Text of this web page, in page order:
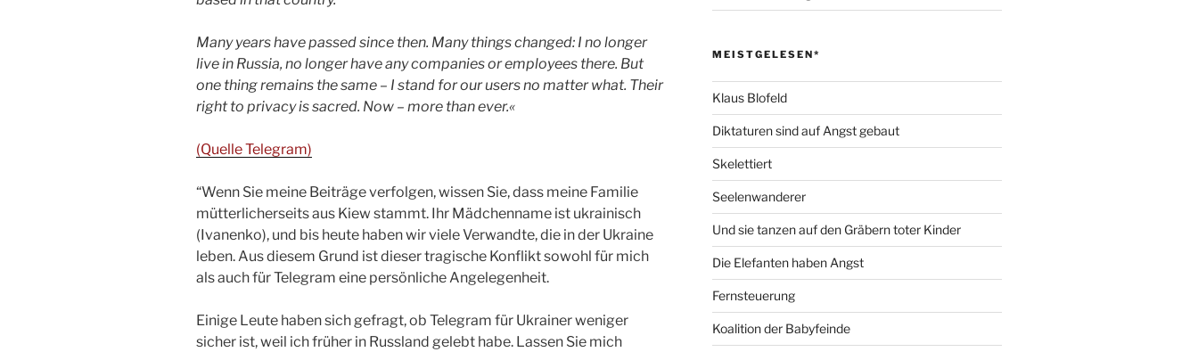
Many years have passed since then. Many things changed: I no longer
live in Russia, no longer have any companies or employees there. But
one thing remains the same – I stand for our users no matter what. Their
right to privacy is sacred. Now – more than ever.«
(Quelle Telegram)
“Wenn Sie meine Beiträge verfolgen, wissen Sie, dass meine Familie
mütterlicherseits aus Kiew stammt. Ihr Mädchenname ist ukrainisch
(Ivanenko), und bis heute haben wir viele Verwandte, die in der Ukraine
leben. Aus diesem Grund ist dieser tragische Konflikt sowohl für mich
als auch für Telegram eine persönliche Angelegenheit.
Einige Leute haben sich gefragt, ob Telegram für Ukrainer weniger
sicher ist, weil ich früher in Russland gelebt habe. Lassen Sie mich
MEISTGELESEN*
Klaus Blofeld
Diktaturen sind auf Angst gebaut
Skelettiert
Seelenwanderer
Und sie tanzen auf den Gräbern toter Kinder
Die Elefanten haben Angst
Fernsteuerung
Koalition der Babyfeinde